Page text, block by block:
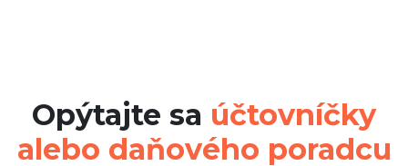
Opýtajte sa účtovníčky
alebo daňového poradcu